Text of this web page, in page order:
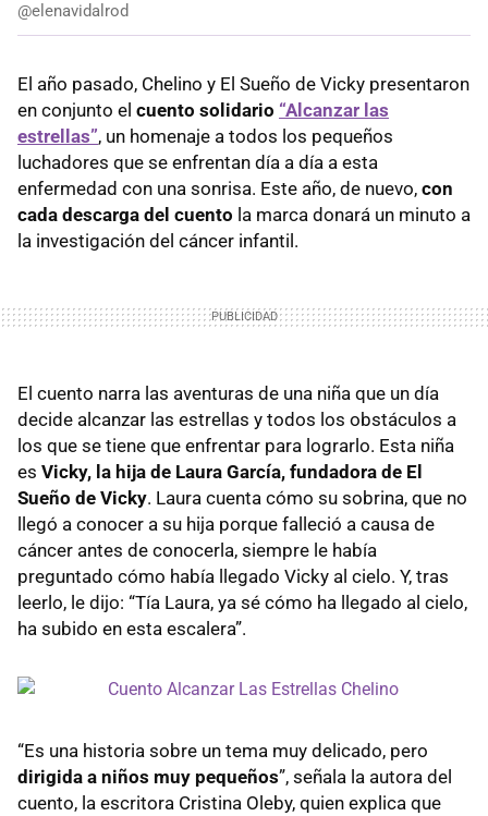
@elenavidalrod
El año pasado, Chelino y El Sueño de Vicky presentaron
en conjunto el cuento solidario “Alcanzar las
estrellas”, un homenaje a todos los pequeños
luchadores que se enfrentan día a día a esta
enfermedad con una sonrisa. Este año, de nuevo, con
cada descarga del cuento la marca donará un minuto a
la investigación del cáncer infantil.
El cuento narra las aventuras de una niña que un día
decide alcanzar las estrellas y todos los obstáculos a
los que se tiene que enfrentar para lograrlo. Esta niña
es Vicky, la hija de Laura García, fundadora de El
Sueño de Vicky. Laura cuenta cómo su sobrina, que no
llegó a conocer a su hija porque falleció a causa de
cáncer antes de conocerla, siempre le había
preguntado cómo había llegado Vicky al cielo. Y, tras
leerlo, le dijo: “Tía Laura, ya sé cómo ha llegado al cielo,
ha subido en esta escalera”.
“Es una historia sobre un tema muy delicado, pero
dirigida a niños muy pequeños”, señala la autora del
cuento, la escritora Cristina Oleby, quien explica que